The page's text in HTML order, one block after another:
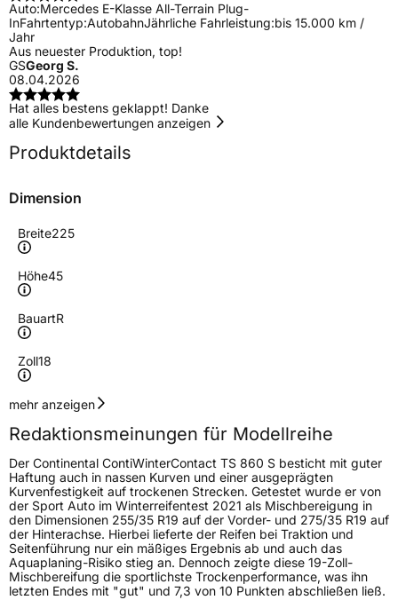
Auto:Mercedes E-Klasse All-Terrain Plug-
InFahrtentyp:AutobahnJährliche Fahrleistung:bis 15.000 km /
Jahr
Aus neuester Produktion, top!
GSGeorg S.
08.04.2026
Hat alles bestens geklappt! Danke
alle Kundenbewertungen anzeigen
Produktdetails
Dimension
Breite225
Höhe45
BauartR
Zoll18
Geschwindigkeitsindex
Höchstgeschwindigkeit
210 km/h
Lastindex95
Höchstlast690 kg
Gewicht (in kg) 10,04 kg
Generelle Merkmale
mehr anzeigen
Redaktionsmeinungen für Modellreihe
Der Continental ContiWinterContact TS 860 S besticht mit guter
Haftung auch in nassen Kurven und einer ausgeprägten
Kurvenfestigkeit auf trockenen Strecken. Getestet wurde er von
der Sport Auto im Winterreifentest 2021 als Mischbereigung in
den Dimensionen 255/35 R19 auf der Vorder- und 275/35 R19 auf
der Hinterachse. Hierbei lieferte der Reifen bei Traktion und
Seitenführung nur ein mäßiges Ergebnis ab und auch das
Aquaplaning-Risiko stieg an. Dennoch zeigte diese 19-Zoll-
Mischbereifung die sportlichste Trockenperformance, was ihn
letzten Endes mit "gut" und 7,3 von 10 Punkten abschließen ließ.